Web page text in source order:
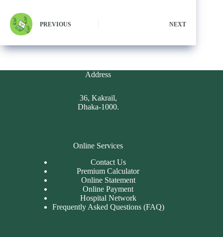
PREVIOUS NEXT
Address
36, Kakrail,
Dhaka-1000.
Online Services
Contact Us
Premium Calculator
Online Statement
Online Payment
Hospital Network
Frequently Asked Questions (FAQ)